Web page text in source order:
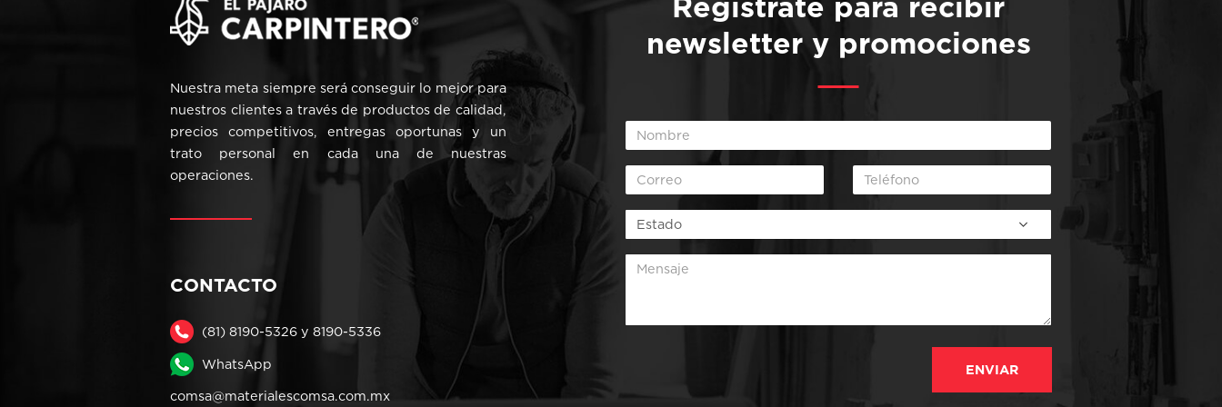
Nuestra meta siempre será conseguir lo mejor para
nuestros clientes a través de productos de calidad,
precios competitivos, entregas oportunas y un
trato personal en cada una de nuestras
operaciones.
CONTACTO
(81) 8190-5326 y 8190-5336
WhatsApp
comsa@materialescomsa.com.mx
newsletter y promociones